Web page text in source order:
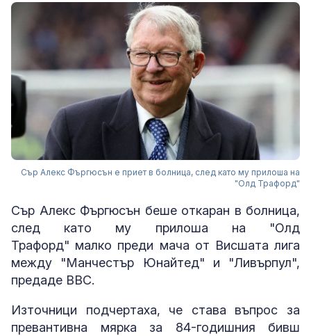
Сър Алекс Фъргюсън е приет в болница, след като му прилоша на
"Олд Трафорд"
Сър Алекс Фъргюсън беше откаран в болница,
след като му прилоша на "Олд
Трафорд" малко преди мача от Висшата лига
между "Манчестър Юнайтед" и "Ливърпул",
предаде BBC.
Източници подчертаха, че става въпрос за
превантивна мярка за 84-годишния бивш